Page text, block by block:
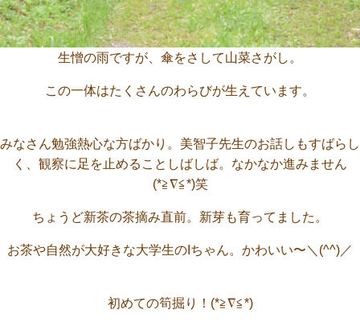
生憎の雨ですが、傘をさして山菜さがし。
この一体はたくさんのわらびが生えています。
みなさん勉強熱心な方ばかり。美智子先生のお話しもすばらし
く、観察に足を止めることしばしば。なかなか進みません
(*≧∇≦*)笑
ちょうど新茶の茶摘み直前。新芽も育ってました。
お茶や自然が大好きな大学生のIちゃん。かわいい〜＼(^^)／
初めての筍掘り！(*≧∇≦*)